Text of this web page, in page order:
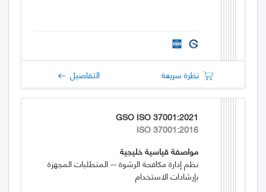
نظرة سريعة التفاصيل
GSO ISO 37001:2021
ISO 37001:2016
مواصفة قياسية خليجية
نظم إدارة مكافحة الرشوة -- المتطلبات المجهزة
بإرشادات الاستخدام